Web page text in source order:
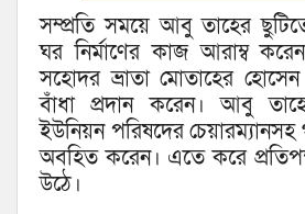
সম্প্রতি সময়ে আবু তাহের
ঘর নির্মাণের কাজ আরাম্ব
সহোদর ভ্রাতা মোতাহের
বাঁধা প্রদান করেন। আবু
ইউনিয়ন পরিষদের চেয়ারম্যানসহ
অবহিত করেন। এতে করে
উঠে।